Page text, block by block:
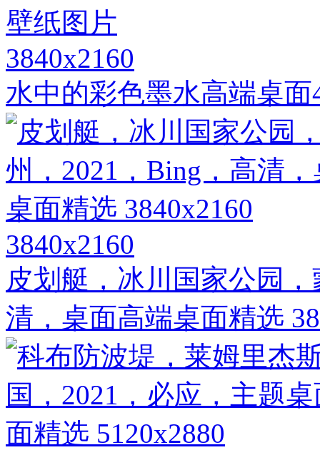
3840x2160
水中的彩色墨水高端桌
3840x2160
皮划艇，冰川国家公园
清，桌面高端桌面精选